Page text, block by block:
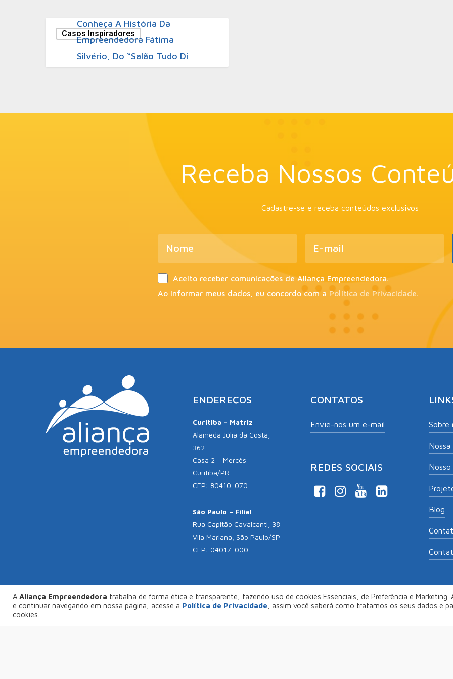
Casos Inspiradores
Conheça A História Da
Empreendedora Fátima
Silvério, Do “Salão Tudo Di
Receba Nossos
Cadastre-se e receba conteúdos exclusivos
Aceito receber comunicações de Aliança Empreendedora.
Ao informar meus dados, eu concordo com a Política de Privacidade.
ENDEREÇOS
Curitiba – Matriz
Alameda Júlia da Costa,
362
Casa 2 – Mercês –
Curitiba/PR
CEP: 80410-070
São Paulo – Filial
Rua Capitão Cavalcanti, 38
Vila Mariana, São Paulo/SP
CEP: 04017-000
CONTATOS
Envie-nos um e-mail
REDES SOCIAIS
Sobre
Blog
© Copyright 2026Aliança Empreendedora . Desenvolvido por
A Aliança Empreendedora trabalha de forma ética e transparente, fazendo uso de cookies Essenciais, de Preferência e Marketing.
e continuar navegando em nossa página, acesse a Política de Privacidade , assim você saberá como tratamos os seus dados e
cookies.